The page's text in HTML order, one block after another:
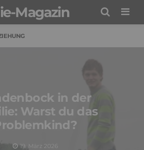
Magazin
in der
Warst du das
19. März 2026